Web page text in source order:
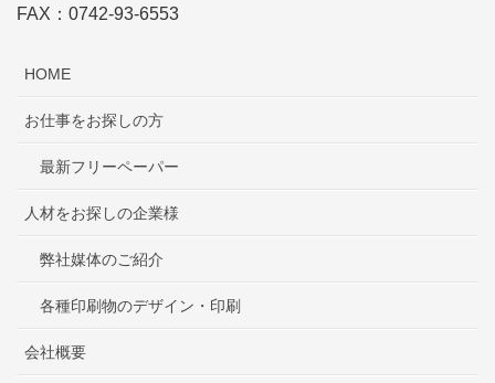
FAX：0742-93-6553
HOME
お仕事をお探しの方
最新フリーペーパー
人材をお探しの企業様
弊社媒体のご紹介
各種印刷物のデザイン・印刷
会社概要